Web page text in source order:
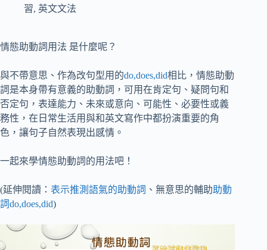
習, 英文文法
情態助動詞用法 是什麼呢？
與不帶意思、作為改句型用的do,does,did相比，情態助動
詞是本身帶有意義的助動詞，可用在肯定句、疑問句和
否定句，表達能力、未來或意向、可能性、必要性或義
務性，在日常生活用與和英文寫作中都扮演重要的角
色，讓句子自然表現出感情。
一起來學情態助動詞的用法吧！
(延伸閱讀： 表示推測語氣的助動詞 、無意思的輔助助動
詞do,does,did)